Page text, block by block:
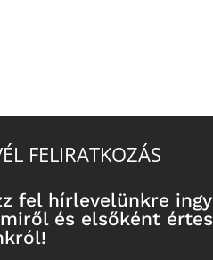
FELIRATKOZÁS
fel hírlevelünkre
és elsőként